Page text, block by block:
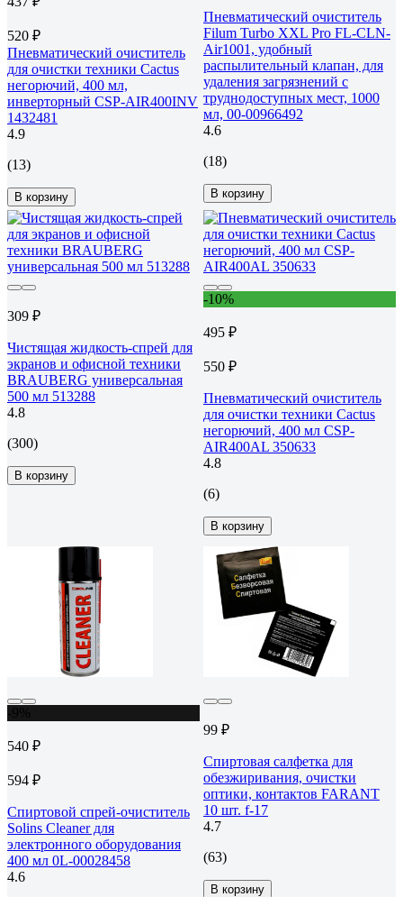
520 ₽
Пневматический очиститель
для очистки техники Cactus
негорючий, 400 мл,
инверторный CSP-AIR400INV
1432481
4.9
(13)
В корзину
Пневматический очиститель
Filum Turbo XXL Pro FL-CLN-
Air1001, удобный
распылительный клапан, для
удаления загрязнений с
труднодоступных мест, 1000
мл, 00-00966492
4.6
(18)
В корзину
309 ₽
Чистящая жидкость-спрей для
экранов и офисной техники
BRAUBERG универсальная
500 мл 513288
4.8
(300)
В корзину
-10%
495 ₽
550 ₽
Пневматический очиститель
для очистки техники Cactus
негорючий, 400 мл CSP-
AIR400AL 350633
4.8
(6)
В корзину
540 ₽
594 ₽
Спиртовой спрей-очиститель
Solins Cleaner для
электронного оборудования
400 мл 0L-00028458
4.6
99 ₽
Спиртовая салфетка для
обезжиривания, очистки
оптики, контактов FARANT
10 шт. f-17
4.7
(63)
В корзину